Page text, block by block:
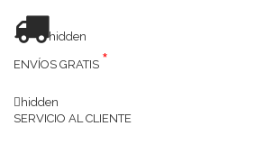
hidden
ENVÍOS GRATIS *
hidden
SERVICIO AL CLIENTE